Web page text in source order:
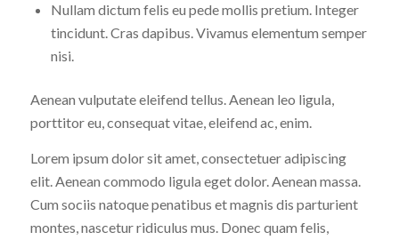
Nullam dictum felis eu pede mollis pretium. Integer
tincidunt. Cras dapibus. Vivamus elementum semper
nisi.
Aenean vulputate eleifend tellus. Aenean leo ligula,
porttitor eu, consequat vitae, eleifend ac, enim.
Lorem ipsum dolor sit amet, consectetuer adipiscing
elit. Aenean commodo ligula eget dolor. Aenean massa.
Cum sociis natoque penatibus et magnis dis parturient
montes, nascetur ridiculus mus. Donec quam felis,